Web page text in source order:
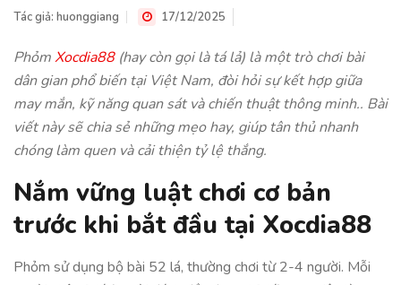
Tác giả: huonggiang 17/12/2025
PhỏmXocdia88(hay còn gọi là tá lả) là một trò chơi bài
dân gian phổ biến tại Việt Nam, đòi hỏi sự kết hợp giữa
may mắn, kỹ năng quan sát và chiến thuật thông minh.. Bài
viết này sẽ chia sẻ những mẹo hay, giúp tân thủ nhanh
chóng làm quen và cải thiện tỷ lệ thắng.
Nắm vững luật chơi cơ bản
trước khi bắt đầu tại Xocdia88
Phỏm sử dụng bộ bài 52 lá, thường chơi từ 2-4 người. Mỗi